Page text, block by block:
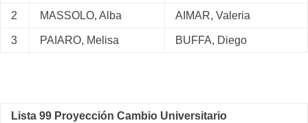
2 MASSOLO, Alba AIMAR, Valeria
3 PAIARO, Melisa BUFFA, Diego
Lista 99 Proyección Cambio Universitario